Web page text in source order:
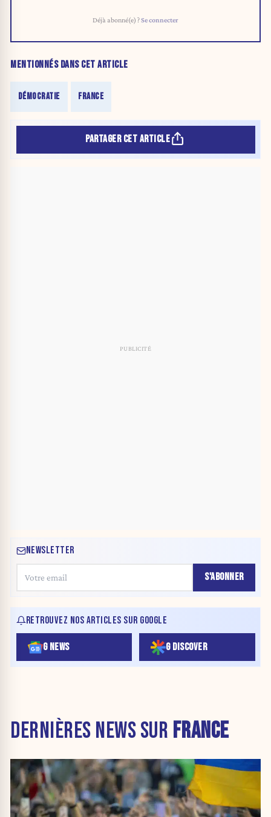
Déjà abonné(e) ?Se connecter
MENTIONNÉS DANS CET ARTICLE
DÉMOCRATIE FRANCE
PARTAGER CET ARTICLE
NEWSLETTER
S'ABONNER
RETROUVEZ NOS ARTICLES SUR GOOGLE
G NEWS G DISCOVER
DERNIÈRES NEWS SUR FRANCE